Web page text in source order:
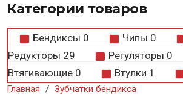
Категории товаров
Бендиксы 0 Чипы 0
Редукторы 29 Регуляторы 0
Втягивающие 0 Втулки 1
Главная / Зубчатки бендикса